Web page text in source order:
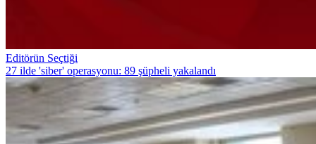
Editörün Seçtiği
27 ilde 'siber' operasyonu: 89 şüpheli yakalandı